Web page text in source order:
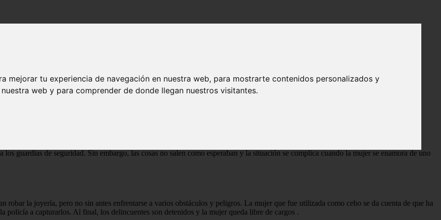
mejorar tu experiencia de navegación en nuestra web, para mostrarte contenidos personalizados y
web y para comprender de donde llegan nuestros visitantes.
en 1958. La trama se centra en un grupo de delincuentes que planean un robo en una joyería de Madrid. Para llevar a cabo su plan,
guardias de seguridad. Sin embargo, las cosas no salen como esperaban y la situación se complica cuando la mujer se enamora de uno
robar la joyería, pero no sin antes enfrentarse a varios obstáculos y peligros. La mujer que fue utilizada como cebo se da cuenta de que ha
policía a capturarlos. Al final, los delincuentes son detenidos y la mujer queda libre de cargos .